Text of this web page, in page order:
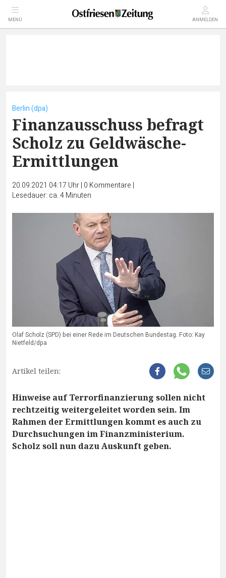
MENÜ ANMELDEN
Berlin (dpa)
Finanzausschuss befragt
Scholz zu Geldwäsche-
Ermittlungen
20.09.2021 04:17 Uhr| 0 Kommentare |
Lesedauer: ca. 4 Minuten
Olaf Scholz (SPD) bei einer Rede im Deutschen Bundestag. Foto: Kay
Nietfeld/dpa
Artikel teilen:
Hinweise auf Terrorfinanzierung sollen nicht
rechtzeitig weitergeleitet worden sein. Im
Rahmen der Ermittlungen kommt es auch zu
Durchsuchungen im Finanzministerium.
Scholz soll nun dazu Auskunft geben.